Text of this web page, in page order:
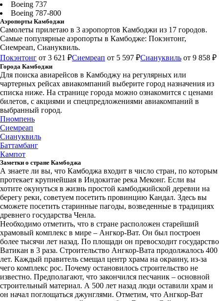
Boeing 737
Boeing 787-800
Аэропорты Камбоджи
Самолеты прилетаю в 3 аэропортов Камбоджи из 17 городов.
Самые популярные аэропорты в Камбодже: Покэнтонг,
Сиемреап, Сиануквиль.
Покэнтонг от 3 621 ₽Сиемреап от 5 597 ₽Сиануквиль от 9 858 ₽
Города Камбоджи
Для поиска авиарейсов в Камбоджу на регулярных или
чартерных рейсах авиакомпаний выберите город назначения из
списка ниже. На странице города можно ознакомится с ценами
билетов, с акциями и спецпредложениями авиакомпаний в
выбранный город.
Пномпень
Сиемреап
Сиануквиль
Баттамбанг
Кампот
Заметки о стране Камбоджа
А знаете ли вы, что Камбоджа входит в число стран, по которым
протекает крупнейшая в Индокитае река Меконг. Если вы
хотите окунуться в жизнь простой камбоджийской деревни на
берегу реки, советуем посетить провинцию Кандал. Здесь вы
сможете посетить старинные пагоды, возведенные в традициях
древнего государства Ченла.
Необходимо отметить, что в стране расположен старейший
храмовый комплекс в мире – Ангкор-Ват. Он был построен
более тысячи лет назад. По площади он превосходит государство
Ватикан в 3 раза. Строительство Ангкор-Вата продолжалось 400
лет. Каждый правитель смещал центр храма на окраину, из-за
чего комплекс рос. Почему остановилось строительство не
известно. Предполагают, что закончился песчаник – основной
строительный материал. А 500 лет назад люди оставили храм и
он начал поглощаться джунглями. Отметим, что Ангкор-Ват